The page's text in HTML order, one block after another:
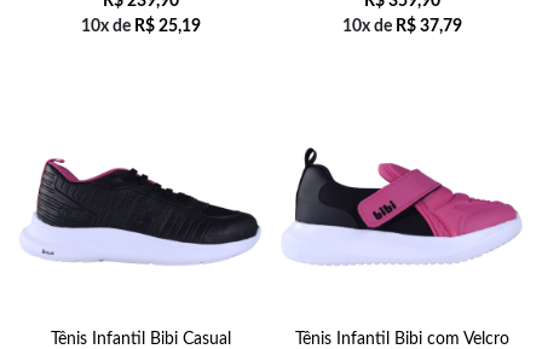
10x de R$25,19
10x de R$37,79
Tênis Infantil Bibi Casual
Tênis Infantil Bibi com Velcro